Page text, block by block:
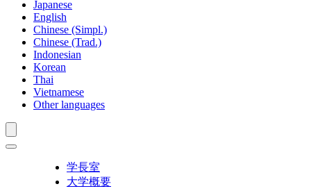
Japanese
English
Chinese (Simpl.)
Chinese (Trad.)
Indonesian
Korean
Thai
Vietnamese
Other languages
学長室
大学概要